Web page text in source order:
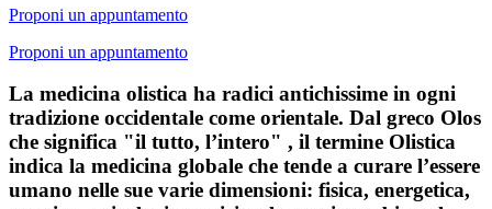
Proponi un appuntamento
Proponi un appuntamento
La medicina olistica ha radici antichissime in ogni
tradizione occidentale come orientale. Dal greco Olos
che significa "il tutto, l’intero" , il termine Olistica
indica la medicina globale che tende a curare l’essere
umano nelle sue varie dimensioni: fisica, energetica,